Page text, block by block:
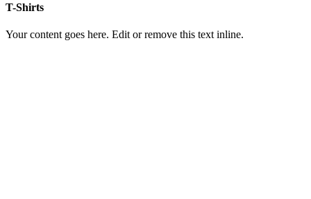
T-Shirts
Your content goes here. Edit or remove this text inline.